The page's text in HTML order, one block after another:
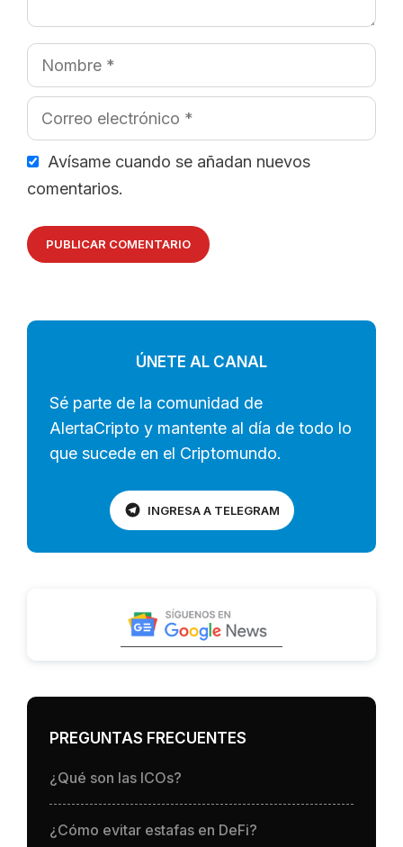
Nombre
Correo
electrónico
Avísame cuando se añadan nuevos
comentarios.
ÚNETE AL CANAL
Sé parte de la comunidad de
AlertaCripto y mantente al día de todo lo
que sucede en el Criptomundo.
INGRESA A TELEGRAM
PREGUNTAS FRECUENTES
¿Qué son las ICOs?
¿Cómo evitar estafas en DeFi?